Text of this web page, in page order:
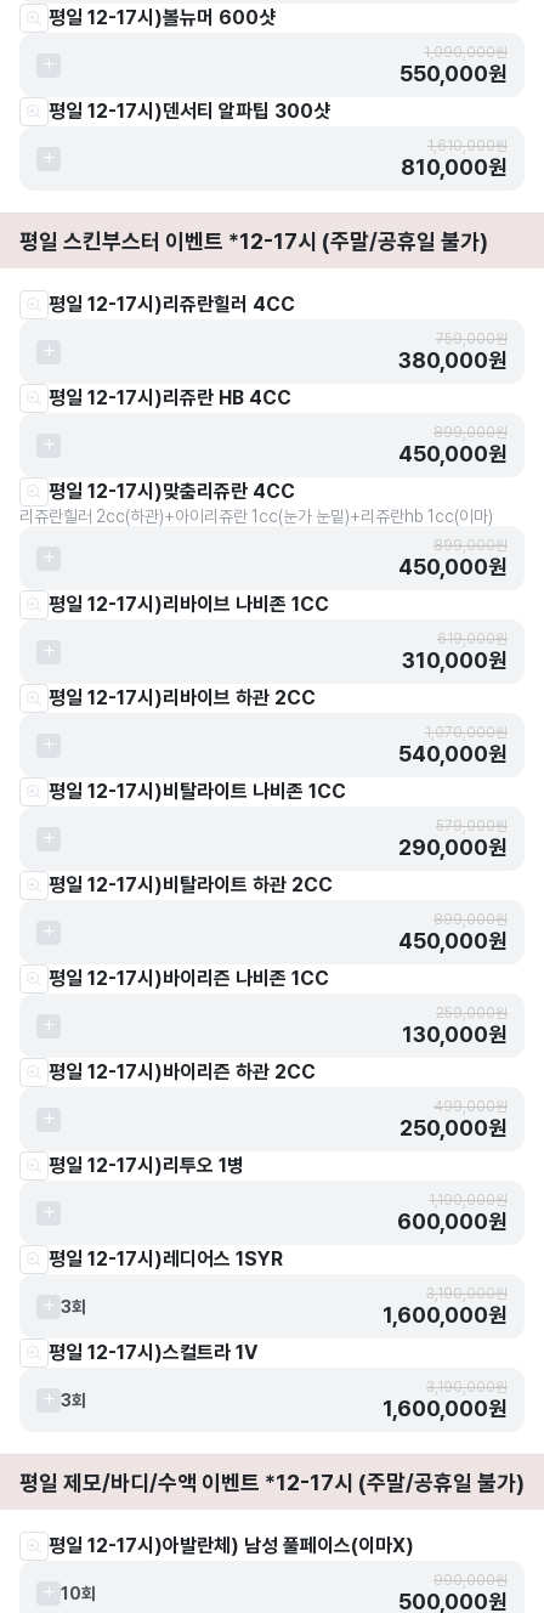
평일 12-17시)볼뉴머 600샷
1,090,000원
550,000원
평일 12-17시)덴서티 알파팁 300샷
1,610,000원
810,000원
평일 스킨부스터 이벤트 *12-17시 (주말/공휴일 불가)
평일 12-17시)리쥬란힐러 4CC
759,000원
380,000원
평일 12-17시)리쥬란 HB 4CC
899,000원
450,000원
평일 12-17시)맞춤리쥬란 4CC
리쥬란힐러 2cc(하관)+아이리쥬란 1cc(눈가 눈밑)+리쥬란hb 1cc(이마)
899,000원
450,000원
평일 12-17시)리바이브 나비존 1CC
619,000원
310,000원
평일 12-17시)리바이브 하관 2CC
1,070,000원
540,000원
평일 12-17시)비탈라이트 나비존 1CC
579,000원
290,000원
평일 12-17시)비탈라이트 하관 2CC
899,000원
450,000원
평일 12-17시)바이리즌 나비존 1CC
259,000원
130,000원
평일 12-17시)바이리즌 하관 2CC
499,000원
250,000원
평일 12-17시)리투오 1병
1,190,000원
600,000원
평일 12-17시)레디어스 1SYR
3회
3,190,000원
1,600,000원
평일 12-17시)스컬트라 1V
3회
3,190,000원
1,600,000원
평일 제모/바디/수액 이벤트 *12-17시 (주말/공휴일 불가)
평일 12-17시)아발란체) 남성 풀페이스(이마X)
10회
990,000원
500,000원